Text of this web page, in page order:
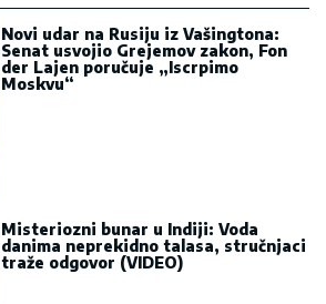
Novi udar na Rusiju iz Vašingtona:
Senat usvojio Grejemov zakon, Fon
der Lajen poručuje „Iscrpimo
Moskvu“
Misteriozni bunar u Indiji: Voda
danima neprekidno talasa, stručnjaci
traže odgovor (VIDEO)